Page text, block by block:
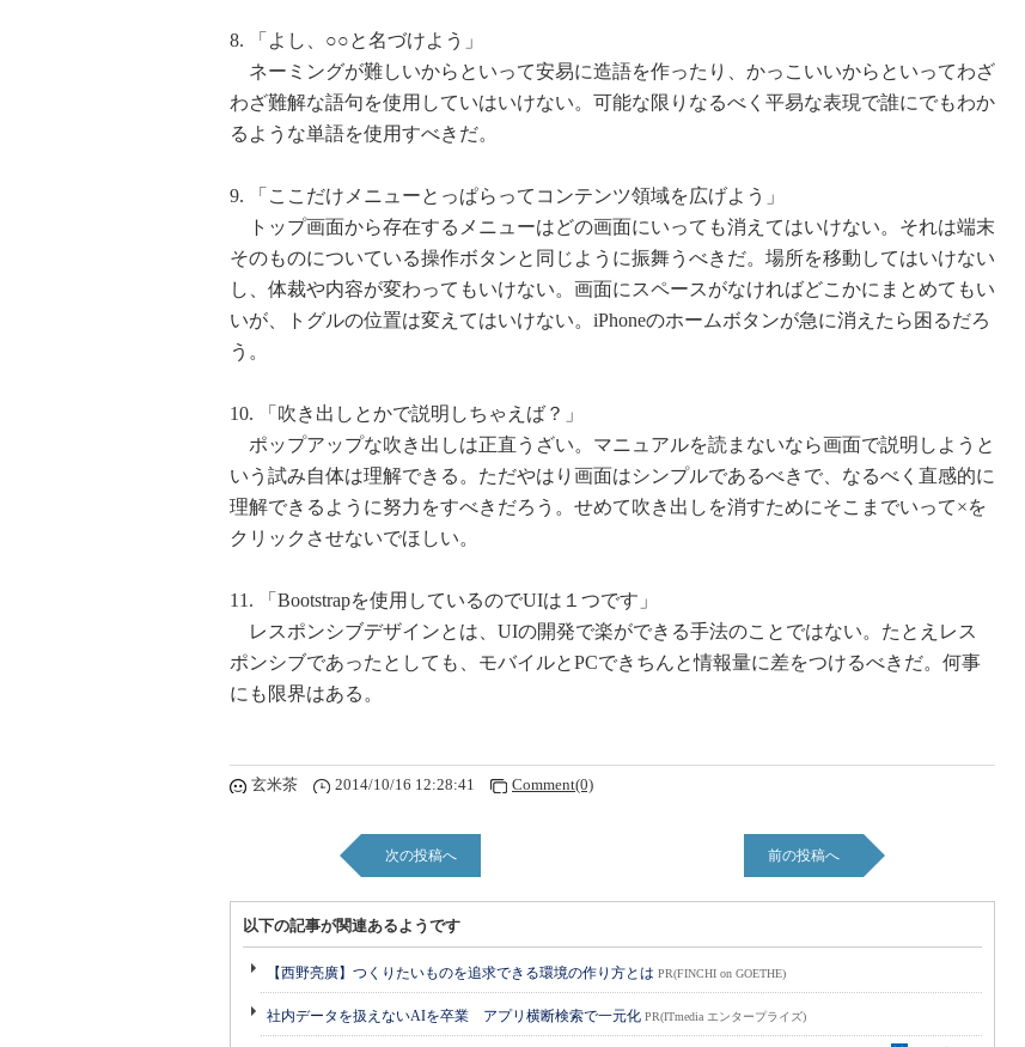
8. 「よし、○○と名づけよう」
ネーミングが難しいからといって安易に造語を作ったり、かっこいいからといってわざ
わざ難解な語句を使用していはいけない。可能な限りなるべく平易な表現で誰にでもわか
るような単語を使用すべきだ。
9. 「ここだけメニューとっぱらってコンテンツ領域を広げよう」
トップ画面から存在するメニューはどの画面にいっても消えてはいけない。それは端末
そのものについている操作ボタンと同じように振舞うべきだ。場所を移動してはいけない
し、体裁や内容が変わってもいけない。画面にスペースがなければどこかにまとめてもい
いが、トグルの位置は変えてはいけない。iPhoneのホームボタンが急に消えたら困るだろ
う。
10. 「吹き出しとかで説明しちゃえば？」
ポップアップな吹き出しは正直うざい。マニュアルを読まないなら画面で説明しようと
いう試み自体は理解できる。ただやはり画面はシンプルであるべきで、なるべく直感的に
理解できるように努力をすべきだろう。せめて吹き出しを消すためにそこまでいって×を
クリックさせないでほしい。
11. 「Bootstrapを使用しているのでUIは１つです」
レスポンシブデザインとは、UIの開発で楽ができる手法のことではない。たとえレス
ポンシブであったとしても、モバイルとPCできちんと情報量に差をつけるべきだ。何事
にも限界はある。
玄米茶 2014/10/16 12:28:41 Comment(0)
次の投稿へ 前の投稿へ
以下の記事が関連あるようです
【西野亮廣】つくりたいものを追求できる環境の作り方とは PR(FINCHI on GOETHE)
社内データを扱えないAIを卒業 アプリ横断検索で一元化 PR(ITmedia エンタープライズ)